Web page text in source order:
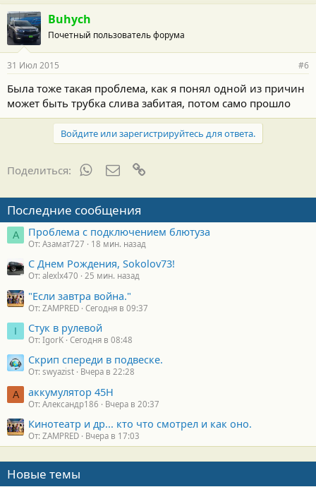
Buhych
Почетный пользователь форума
31 Июл 2015 #6
Была тоже такая проблема, как я понял одной из причин
может быть трубка слива забитая, потом само прошло
Войдите или зарегистрируйтесь для ответа.
Поделиться: WhatsAppЭлектронная почта
Последние сообщения
А Проблема с подключением блютуза
От: Азамат727 18 мин. назад
С Днем Рождения, Sokolov73!
От: alexlx470 25 мин. назад
"Если завтра война."
От: ZAMPRED Сегодня в 09:37
I Стук в рулевой
От: IgorK Сегодня в 08:48
Скрип спереди в подвеске.
От: swyazist Вчера в 22:28
А аккумулятор 45H
От: Александр186 Вчера в 20:37
Кинотеатр и др... кто что смотрел и как оно.
От: ZAMPRED Вчера в 17:03
Новые темы